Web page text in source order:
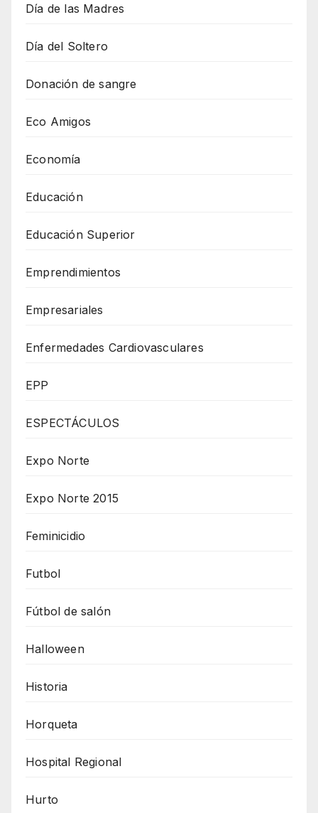
Día de las Madres
Día del Soltero
Donación de sangre
Eco Amigos
Economía
Educación
Educación Superior
Emprendimientos
Empresariales
Enfermedades Cardiovasculares
EPP
ESPECTÁCULOS
Expo Norte
Expo Norte 2015
Feminicidio
Futbol
Fútbol de salón
Halloween
Historia
Horqueta
Hospital Regional
Hurto